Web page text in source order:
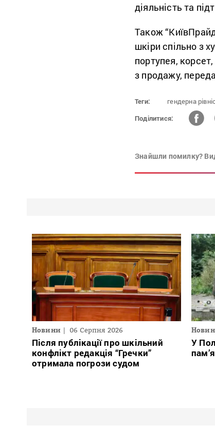
діяльність та
Також
шкіри спільно з
портупея,
з продажу,
Теги: гендерна
Поділитися:
Знайшли помилку?
Новини 06 Серпня 2026
Після публікації про шкільний
конфлікт редакція “Гречки”
отримала погрози судом
У